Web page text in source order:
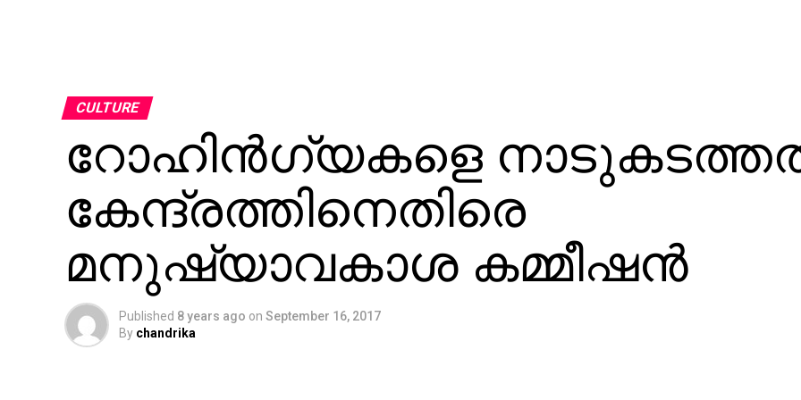
CULTURE
റോഹിന്‍ഗ്യകളെ
കേന്ദ്രത്തിനെതിരെ
മനുഷ്യാവകാശ കമ്മീഷന്‍
Published 8 years ago on September 16, 2017
By chandrika